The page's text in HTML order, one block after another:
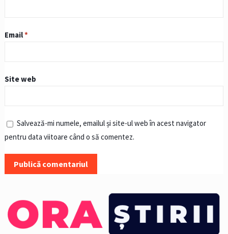
Email*
Site web
Salvează-mi numele, emailul și site-ul web în acest navigator
pentru data viitoare când o să comentez.